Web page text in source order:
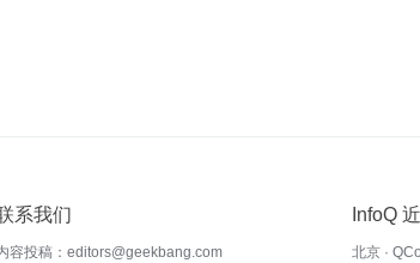
系我们
容投稿：editors@geekbang.com
InfoQ
北京 ·